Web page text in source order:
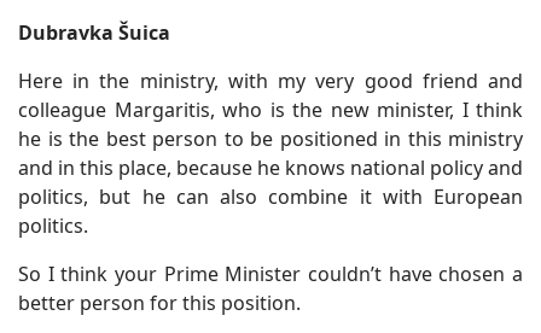
Dubravka Šuica
Here in the ministry, with my very good friend and
colleague Margaritis, who is the new minister, I think
he is the best person to be positioned in this ministry
and in this place, because he knows national policy and
politics, but he can also combine it with European
politics.
So I think your Prime Minister couldn’t have chosen a
better person for this position.